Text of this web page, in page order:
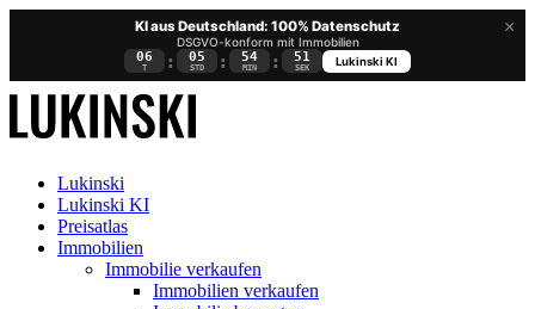
×
KI aus Deutschland: 100% Datenschutz
DSGVO-konform mit Immobilien
06
T : 05
STD : 54
MIN : 51
SEK
Lukinski KI
Lukinski
Lukinski KI
Preisatlas
Immobilien
Immobilie verkaufen
Immobilien verkaufen